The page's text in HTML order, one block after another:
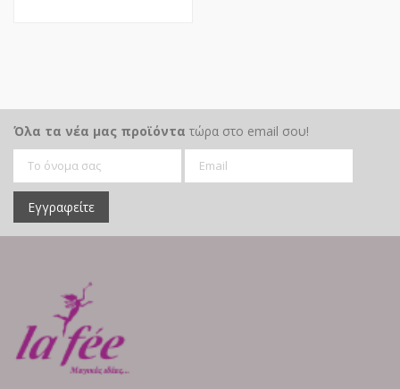
Όλα τα νέα μας προϊόντα τώρα στο email σου!
Εγγραφείτε